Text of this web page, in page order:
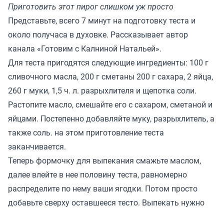
Приготовить этот пирог слишком уж просто
Представьте, всего 7 минут на подготовку теста и
около получаса в духовке. Рассказывает автор
канала «Готовим с Калниной Натальей».
Для теста пригодятся следующие ингредиенты: 100 г
сливочного масла, 200 г сметаны 200 г сахара, 2 яйца,
260 г муки, 1,5 ч. л. разрыхлителя и щепотка соли.
Растопите масло, смешайте его с сахаром, сметаной и
яйцами. Постепенно добавляйте муку, разрыхлитель, а
также соль. на этом приготовление теста
заканчивается.
Теперь формочку для выпекания смажьте маслом,
далее влейте в нее половину теста, равномерно
распределите по нему ваши ягодки. Потом просто
добавьте сверху оставшееся тесто. Выпекать нужно